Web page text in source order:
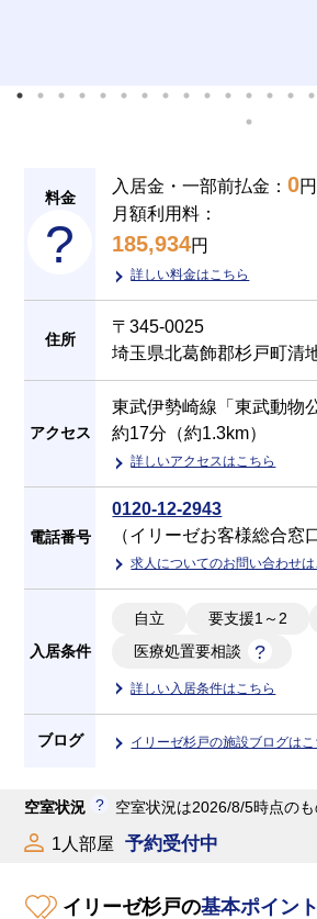
料金
入居金・一部前払金：0円
月額利用料：
185,934円
詳しい料金はこちら
住所
〒345-0025
埼玉県北葛飾郡杉戸町清
アクセス
東武伊勢崎線「東武動物
約17分（約1.3km）
詳しいアクセスはこちら
電話番号
0120-12-2943
（イリーゼお客様総合窓
求人についてのお問い合わせは
入居条件
自立 要支援1～2
医療処置要相談
詳しい入居条件はこちら
ブログ イリーゼ杉戸の施設ブログはこ
空室状況 空室状況は2026/8/5時点のも
1人部屋 予約受付中
イリーゼ杉戸の基本ポイント